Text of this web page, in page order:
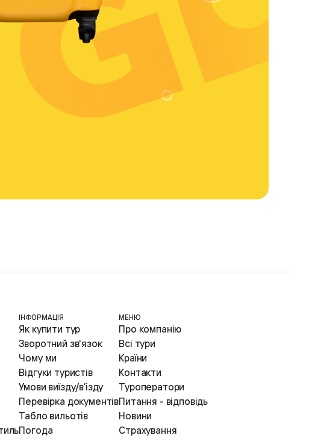
ІНФОРМАЦІЯ
Як купити тур
Зворотний зв'язок
Чому ми
Відгуки туристів
Умови виїзду/в’ізду
Перевірка документів
Табло вильотів
Погода
МЕНЮ
Про компанію
Всі тури
Країни
Контакти
Туроператори
Питання - відповідь
Новини
Страхування